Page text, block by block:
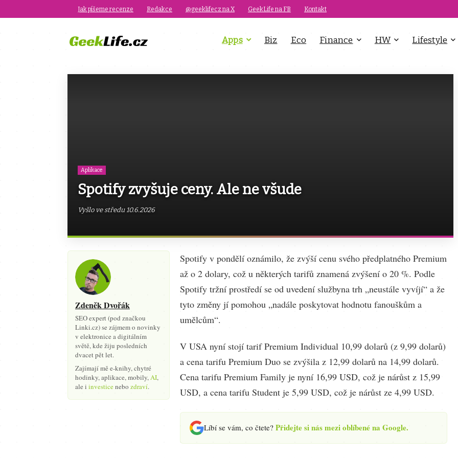
Jak píšeme recenze Redakce @geeklifecz na X GeekLife na FB Kontakt
Apps Biz Eco Finance HW Lifestyle
Aplikace
Spotify zvyšuje ceny. Ale ne všude
Vyšlo ve středu 10.6.2026
Zdeněk Dvořák
SEO expert (pod značkou
Linki.cz) se zájmem o novinky
v elektronice a digitálním
světě, kde žiju posledních
dvacet pět let.
Zajímají mě e-knihy, chytré
hodinky, aplikace, mobily,AI,
ale i investicenebo zdraví.
Spotify v pondělí oznámilo, že zvýší cenu svého předplatného Premium
až o 2 dolary, což u některých tarifů znamená zvýšení o 20 %. Podle
Spotify tržní prostředí se od uvedení službyna trh „neustále vyvíjí“ a že
tyto změny jí pomohou „nadále poskytovat hodnotu fanouškům a
umělcům“.
V USA nyní stojí tarif Premium Individual 10,99 dolarů (z 9,99 dolarů)
a cena tarifu Premium Duo se zvýšila z 12,99 dolarů na 14,99 dolarů.
Cena tarifu Premium Family je nyní 16,99 USD, což je nárůst z 15,99
USD, a cena tarifu Student je 5,99 USD, což je nárůst ze 4,99 USD.
Líbí se vám, co čtete? Přidejte si nás mezi oblíbené na Google.